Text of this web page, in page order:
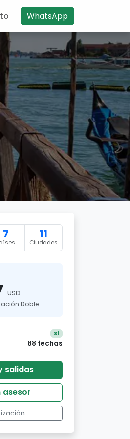
WhatsApp
7 11
Ciudades
USD
Doble
Sí
88 fechas
salidas
asesor